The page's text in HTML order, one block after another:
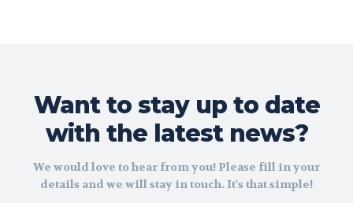
Want to stay up to date
with the latest news?
We would love to hear from you! Please fill in your
details and we will stay in touch. It's that simple!